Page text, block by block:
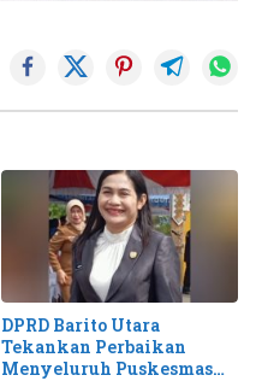
DPRD Barito Utara
Tekankan Perbaikan
Menyeluruh Puskesmas